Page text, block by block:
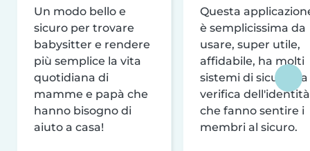
Un modo bello e
sicuro per trovare
babysitter e rendere
più semplice la vita
quotidiana di
mamme e papà che
hanno bisogno di
aiuto a casa!
Questa
è semplicissima da
usare, super utile,
affidabile, ha molti
sistemi di sicurezza
verifica dell'identità
che fanno sentire i
membri al sicuro.